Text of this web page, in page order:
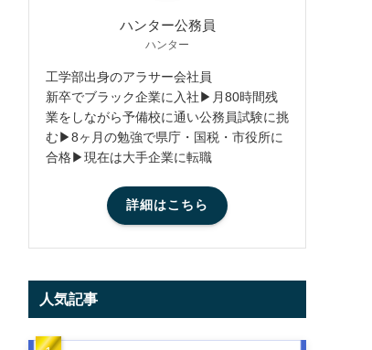
ハンター公務員
ハンター
工学部出身のアラサー会社員
新卒でブラック企業に入社▶月80時間残
業をしながら予備校に通い公務員試験に挑
む▶8ヶ月の勉強で県庁・国税・市役所に
合格▶現在は大手企業に転職
詳細はこちら
人気記事